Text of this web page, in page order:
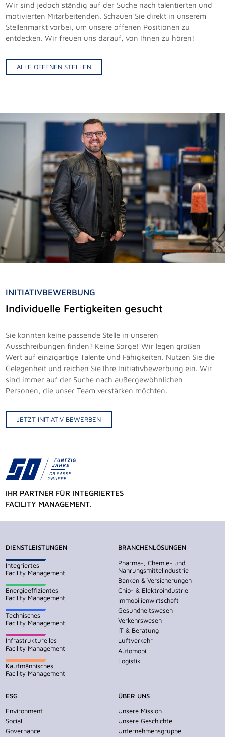
Wir sind jedoch ständig auf der Suche nach talentierten und
motivierten Mitarbeitenden. Schauen Sie direkt in unserem
Stellenmarkt vorbei, um unsere offenen Positionen zu
entdecken. Wir freuen uns darauf, von Ihnen zu hören!
ALLE OFFENEN STELLEN
INITIATIVBEWERBUNG
Individuelle Fertigkeiten gesucht
Sie konnten keine passende Stelle in unseren
Ausschreibungen finden? Keine Sorge! Wir legen großen
Wert auf einzigartige Talente und Fähigkeiten. Nutzen Sie die
Gelegenheit und reichen Sie Ihre Initiativbewerbung ein. Wir
sind immer auf der Suche nach außergewöhnlichen
Personen, die unser Team verstärken möchten.
JETZT INITIATIV BEWERBEN
IHR PARTNER FÜR INTEGRIERTES
FACILITY MANAGEMENT.
DIENSTLEISTUNGEN
Integriertes
Facility Management
Energieeffizientes
Facility Management
Technisches
Facility Management
Infrastrukturelles
Facility Management
Kaufmännisches
Facility Management
BRANCHENLÖSUNGEN
Pharma-, Chemie- und
Nahrungsmittelindustrie
Banken & Versicherungen
Chip- & Elektroindustrie
Immobilienwirtschaft
Gesundheitswesen
Verkehrswesen
IT & Beratung
Luftverkehr
Automobil
Logistik
ESG
Environment
Social
Governance
ÜBER UNS
Unsere Mission
Unsere Geschichte
Unternehmensgruppe